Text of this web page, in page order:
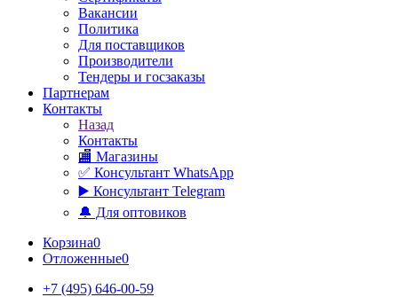
Вакансии
Политика
Для поставщиков
Производители
Тендеры и госзаказы
Партнерам
Контакты
Назад
Контакты
🏬 Магазины
✅️ Консультант WhatsApp
▶️ Консультант Telegram
🔔 Для оптовиков
Корзина0
Отложенные0
+7 (495) 646-00-59